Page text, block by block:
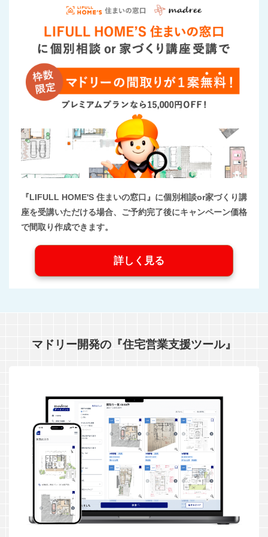
『LIFULL HOME'S 住まいの窓口』に個別相談or家づくり講
座を受講いただける場合、ご予約完了後にキャンペーン価格
で間取り作成できます。
詳しく見る
マドリー開発の『住宅営業支援ツール』